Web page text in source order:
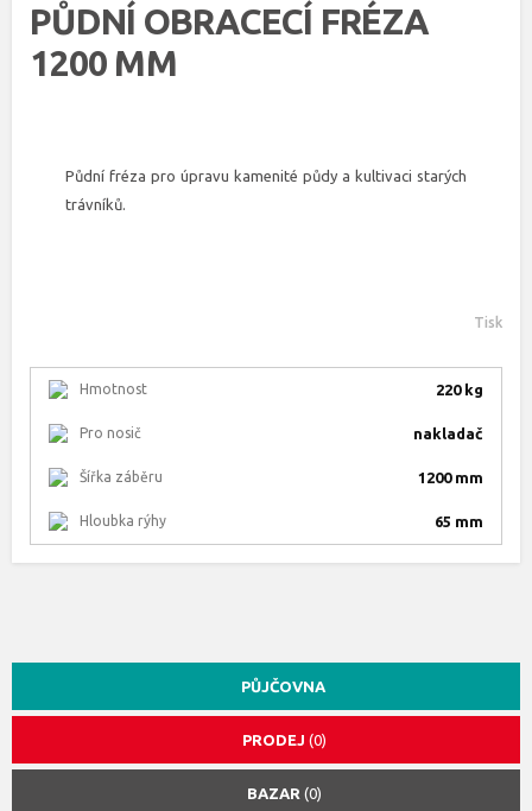
PŮDNÍ OBRACECÍ FRÉZA
1200 MM
Půdní fréza pro úpravu kamenité půdy a kultivaci starých
trávníků.
Tisk
Hmotnost 220 kg
Pro nosič nakladač
Šířka záběru 1200 mm
Hloubka rýhy 65 mm
PŮJČOVNA
PRODEJ (0)
BAZAR (0)